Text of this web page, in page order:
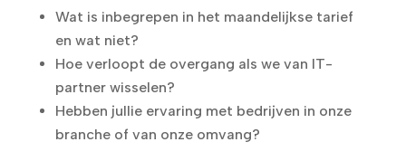
Wat is inbegrepen in het maandelijkse tarief
en wat niet?
Hoe verloopt de overgang als we van IT-
partner wisselen?
Hebben jullie ervaring met bedrijven in onze
branche of van onze omvang?